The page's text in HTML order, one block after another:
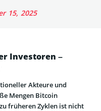
15, 2025
Investoren –
Akteure und
Mengen Bitcoin
früheren Zyklen ist nicht